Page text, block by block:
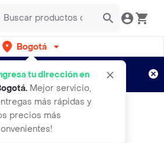
Bogotá
tu dirección en
. Mejor servicio,
más rápidas y
precios más
por semanas
Aplican TyC
Galon 4/4